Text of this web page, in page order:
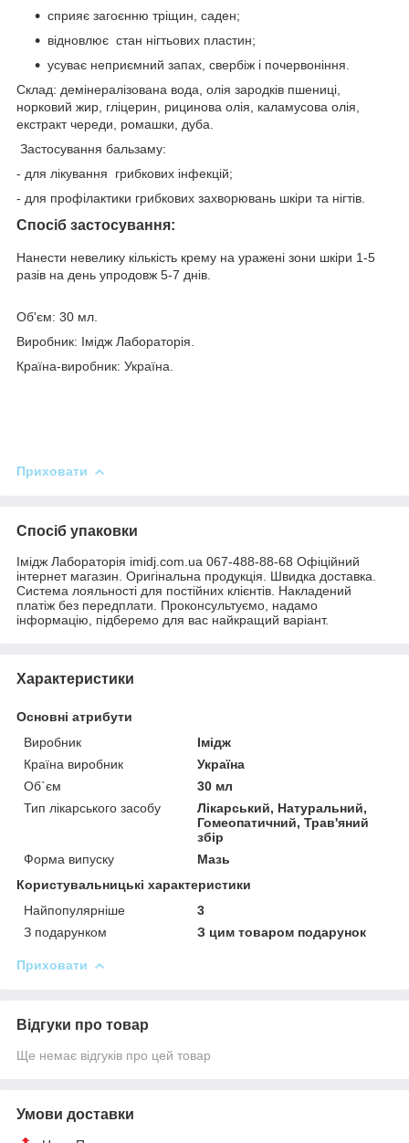
сприяє загоєнню тріщин, саден;
відновлює стан нігтьових пластин;
усуває неприємний запах, свербіж і почервоніння.
Склад: демінералізована вода, олія зародків пшениці,
норковий жир, гліцерин, рицинова олія, каламусова олія,
екстракт череди, ромашки, дуба.
Застосування бальзаму:
- для лікування грибкових інфекцій;
- для профілактики грибкових захворювань шкіри та нігтів.
Спосіб застосування:
Нанести невелику кількість крему на уражені зони шкіри 1-5
разів на день упродовж 5-7 днів.
Об'єм: 30 мл.
Виробник: Імідж Лабораторія.
Країна-виробник: Україна.
Приховати
Спосіб упаковки
Імідж Лабораторія imidj.com.ua 067-488-88-68 Офіційний
інтернет магазин. Оригінальна продукція. Швидка доставка.
Система лояльності для постійних клієнтів. Накладений
платіж без передплати. Проконсультуємо, надамо
інформацію, підберемо для вас найкращий варіант.
Характеристики
Основні атрибути
Виробник
Імідж
Країна виробник
Україна
Об`єм
30 мл
Тип лікарського засобу
Лікарський, Натуральний,
Гомеопатичний, Трав'яний
збір
Форма випуску
Мазь
Користувальницькі характеристики
Найпопулярніше
3
З подарунком
З цим товаром подарунок
Приховати
Відгуки про товар
Ще немає відгуків про цей товар
Умови доставки